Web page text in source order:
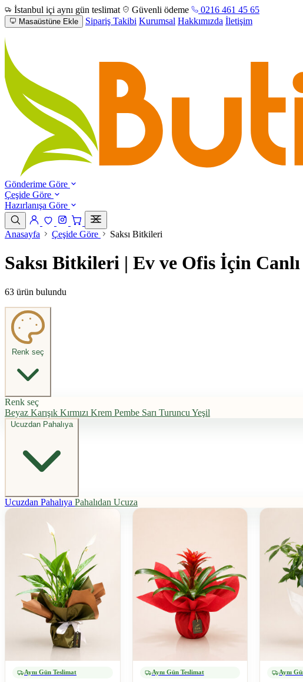
İstanbul içi aynı gün teslimat Güvenli ödeme 0216 461 45 65
Masaüstüne Ekle Sipariş Takibi Kurumsal Hakkımızda İletişim
Gönderime Göre
Çeşide Göre
Hazırlanışa Göre
Anasayfa Çeşide Göre Saksı Bitkileri
Saksı Bitkileri | Ev ve Ofis İçin
63 ürün bulundu
Renk seç
Renk seç
Beyaz Karışık Kırmızı Krem Pembe Sarı Turuncu Yeşil
Ucuzdan Pahalıya
Ucuzdan Pahalıya Pahalıdan Ucuza
Aynı Gün Teslimat Aynı Gün Teslimat Aynı